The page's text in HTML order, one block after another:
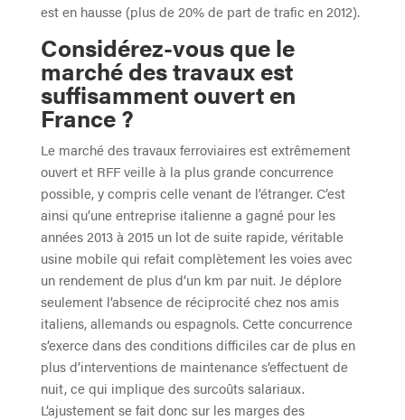
est en hausse (plus de 20% de part de trafic en 2012).
Considérez-vous que le
marché des travaux est
suffisamment ouvert en
France ?
Le marché des travaux ferroviaires est extrêmement
ouvert et RFF veille à la plus grande concurrence
possible, y compris celle venant de l’étranger. C’est
ainsi qu’une entreprise italienne a gagné pour les
années 2013 à 2015 un lot de suite rapide, véritable
usine mobile qui refait complètement les voies avec
un rendement de plus d’un km par nuit. Je déplore
seulement l’absence de réciprocité chez nos amis
italiens, allemands ou espagnols. Cette concurrence
s’exerce dans des conditions difficiles car de plus en
plus d’interventions de maintenance s’effectuent de
nuit, ce qui implique des surcoûts salariaux.
L’ajustement se fait donc sur les marges des